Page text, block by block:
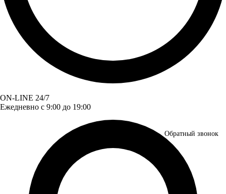
ON-LINE 24/7
Ежедневно с 9:00 до 19:00
Обратный звонок